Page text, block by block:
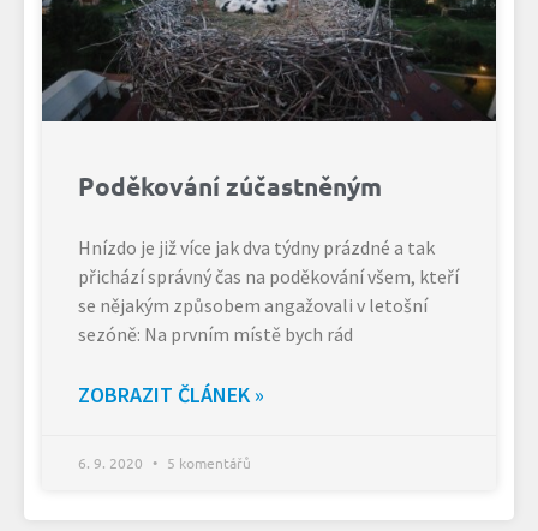
Poděkování zúčastněným
Hnízdo je již více jak dva týdny prázdné a tak
přichází správný čas na poděkování všem, kteří
se nějakým způsobem angažovali v letošní
sezóně: Na prvním místě bych rád
ZOBRAZIT ČLÁNEK »
6. 9. 2020 5 komentářů